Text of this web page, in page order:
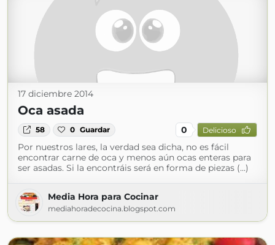
17 diciembre 2014
Oca asada
58 0 Guardar 0 Delicioso
Por nuestros lares, la verdad sea dicha, no es fácil
encontrar carne de oca y menos aún ocas enteras para
ser asadas. Si la encontráis será en forma de piezas (...)
Media Hora para Cocinar
mediahoradecocina.blogspot.com